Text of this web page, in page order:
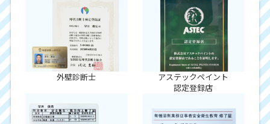
外壁診断士
アステックペイント
認定登録店